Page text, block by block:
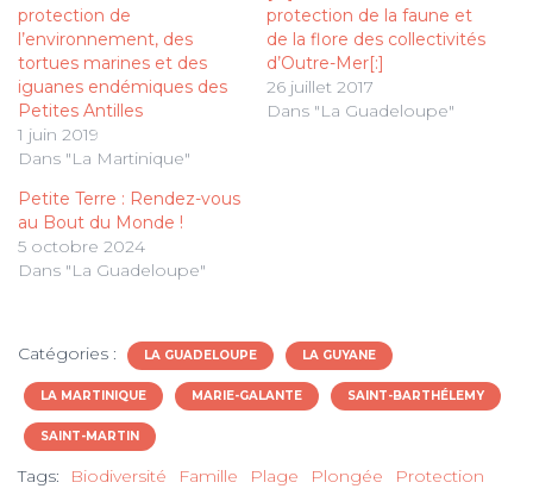
protection de
l’environnement, des
tortues marines et des
iguanes endémiques des
Petites Antilles
1 juin 2019
Dans "La Martinique"
protection de la faune et
de la flore des collectivités
d’Outre-Mer[:]
26 juillet 2017
Dans "La Guadeloupe"
Petite Terre : Rendez-vous
au Bout du Monde !
5 octobre 2024
Dans "La Guadeloupe"
Catégories : LA GUADELOUPE LA GUYANE
LA MARTINIQUE MARIE-GALANTE SAINT-BARTHÉLEMY
SAINT-MARTIN
Tags: Biodiversité Famille Plage Plongée
Protection